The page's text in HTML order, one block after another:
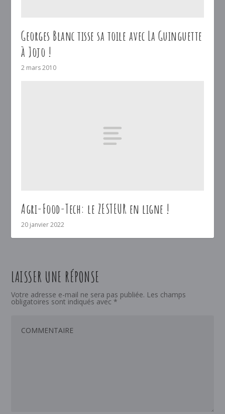
Georges Blanc tisse sa toile avec La Guinguette
à Jojo !
2 mars 2010
Agri-Food-Tech: le ZESTEUR en ligne !
20 janvier 2022
LAISSER UNE RÉPONSE
Votre adresse e-mail ne sera pas publiée. Les champs
obligatoires sont indiqués avec *